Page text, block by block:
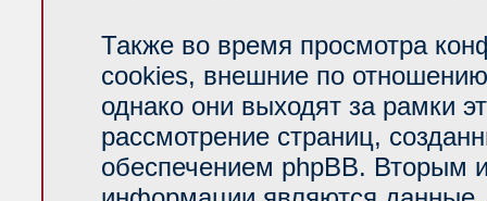
Также во время просмотра
cookies, внешние по
однако они выходят за рамки
рассмотрение страниц,
обеспечением phpBB. Вторым